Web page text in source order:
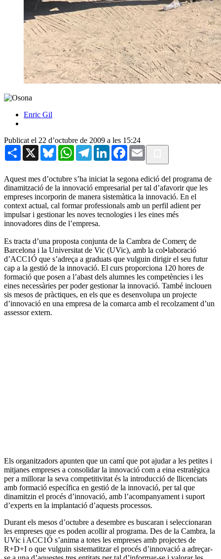
Enric Gil
Publicat el 22 d’octubre de 2009 a les 15:24
Share X BlueskyWhatsAppTelegramLinkedInFacebook
Email
Aquest mes d’octubre s’ha iniciat la segona edició del programa de
dinamització de la innovació empresarial per tal d’afavorir que les
empreses incorporin de manera sistemàtica la innovació. En el
context actual, cal formar professionals amb un perfil adient per
impulsar i gestionar les noves tecnologies i les eines més
innovadores dins de l’empresa.
Es tracta d’una proposta conjunta de la Cambra de Comerç de
Barcelona i la Universitat de Vic (UVic), amb la col•laboració
d’ACC1Ó que s’adreça a graduats que vulguin dirigir el seu futur
cap a la gestió de la innovació. El curs proporciona 120 hores de
formació que posen a l’abast dels alumnes les competències i les
eines necessàries per poder gestionar la innovació. També inclouen
sis mesos de pràctiques, en els que es desenvolupa un projecte
d’innovació en una empresa de la comarca amb el recolzament d’un
assessor extern.
Els organitzadors apunten que un camí que pot ajudar a les petites i
mitjanes empreses a consolidar la innovació com a eina estratègica
per a millorar la seva competitivitat és la introducció de llicenciats
amb formació específica en gestió de la innovació, per tal que
dinamitzin el procés d’innovació, amb l’acompanyament i suport
d’experts en la implantació d’aquests processos.
Durant els mesos d’octubre a desembre es buscaran i seleccionaran
les empreses que es poden acollir al programa. Des de la Cambra, la
UVic i ACC1Ó s’anima a totes les empreses amb projectes de
R+D+I o que vulguin sistematitzar el procés d’innovació a adreçar-